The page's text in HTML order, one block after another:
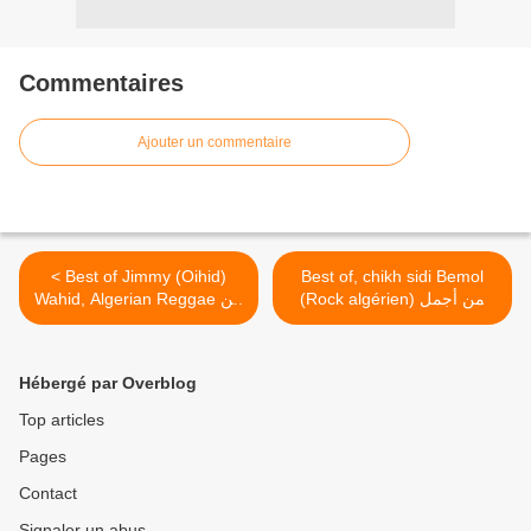
Commentaires
Ajouter un commentaire
< Best of Jimmy (Oihid)
Wahid, Algerian Reggae من
أجمل أغاني جيمي وحيد
Best of, chikh sidi Bemol
(Rock algérien) من أجمل
أغاني الشيخ سيدي بيمول >
Hébergé par Overblog
Top articles
Pages
Contact